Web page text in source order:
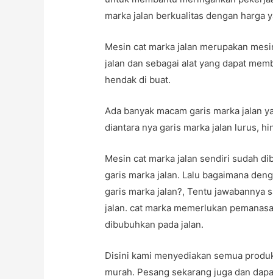
marka jalan berkualitas dengan harga
Mesin cat marka jalan merupakan
jalan dan sebagai alat yang dapat
hendak di buat.
Ada banyak macam garis marka jalan
diantara nya garis marka jalan lurus,
Mesin cat marka jalan sendiri sudah
garis marka jalan. Lalu bagaimana
garis marka jalan?, Tentu jawabannya
jalan. cat marka memerlukan
dibubuhkan pada jalan.
Disini kami menyediakan semua
murah. Pesang sekarang juga dan